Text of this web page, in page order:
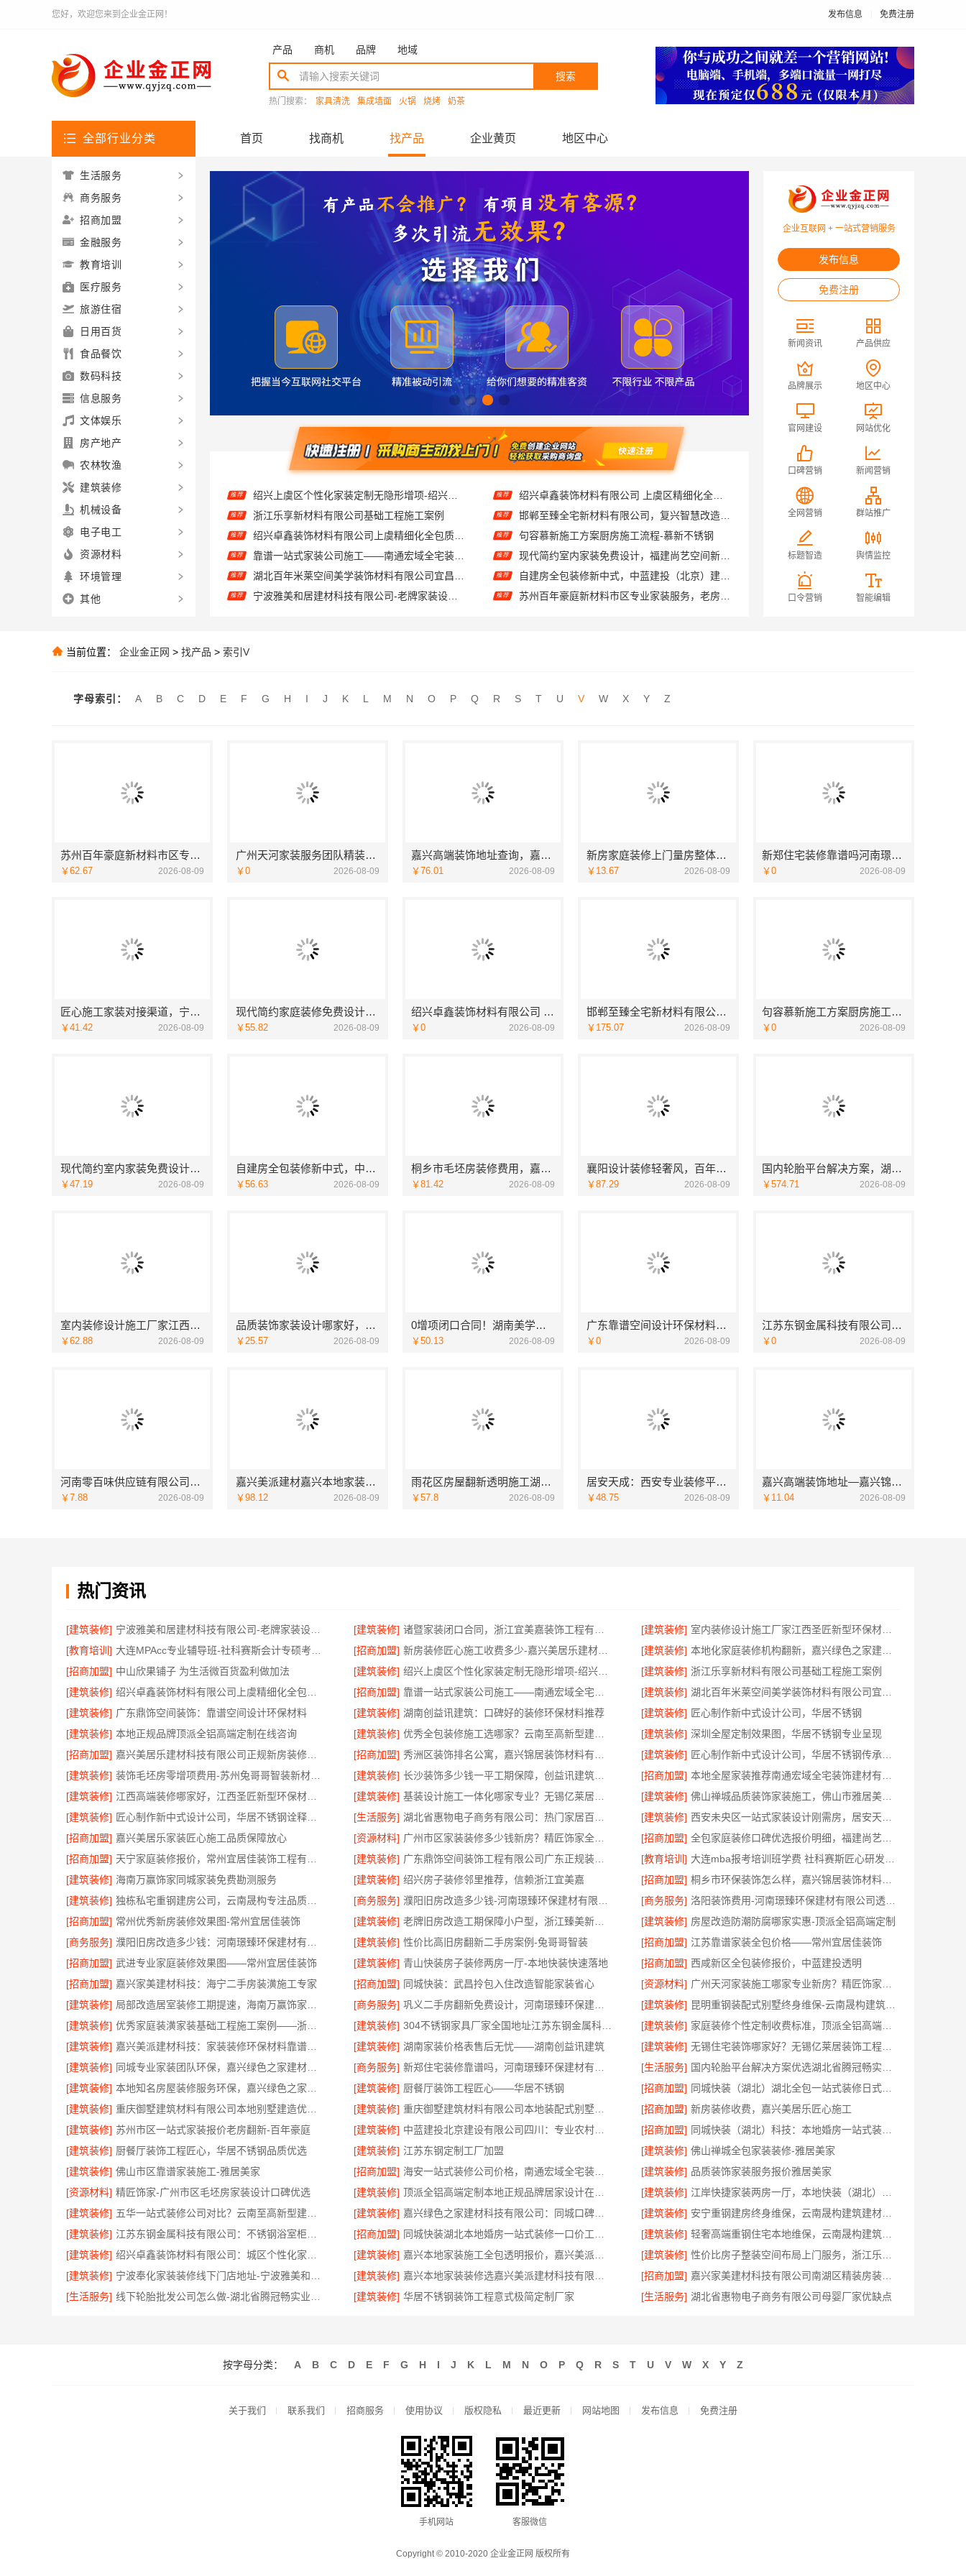
您好，欢迎您来到企业金正网！ 发布信息 免费注册
产品 商机 品牌 地域
搜索
热门搜索： 家具清洗 集成墙面 火锅 烧烤 奶茶
全部行业分类 首页 找商机 找产品 企业黄页 地区中心
推荐 浙江乐享新材料有限公司基础工程施工案例
推荐
推荐 靠谱一站式家装公司施工——南通宏域全宅装饰建材有限公司
推荐 湖北百年米莱空间美学装饰材料有限公司宜昌专业装修公司口碑
推荐 宁波雅美和居建材科技有限公司-老牌家装设计施工对接
推荐 诸暨家装闭口合同，浙江宜美嘉装饰工程有限公司让装修更省心
推荐
推荐 中山欣果铺子 为生活微百货盈利做加法
推荐 邯郸至臻全宅新材料有限公司，复兴智慧改造专家
推荐 句容慕新施工方案厨房施工流程-慕新不锈钢
推荐
推荐 自建房全包装修新中式，中蓝建投（北京）建设有限公司武功分公司精工打造
推荐 苏州百年豪庭新材料市区专业家装服务，老房翻新拎包入住
推荐 广州天河家装服务团队精装房改造，精匠饰家专业施工
推荐
企业互联网 + 一站式营销服务
发布信息
免费注册
新闻资讯 产品供应
品牌展示 地区中心
官网建设 网站优化
口碑营销 新闻营销
全网营销 群站推广
标题智造 舆情监控
口令营销 智能编辑
生活服务
商务服务
招商加盟
金融服务
教育培训
医疗服务
旅游住宿
日用百货
食品餐饮
数码科技
信息服务
文体娱乐
房产地产
农林牧渔
建筑装修
机械设备
电子电工
资源材料
环境管理
其他
当前位置： 企业金正网 > 找产品 > 索引V
字母索引： A B C D E F G H I J K L M N O P Q R S T U V W X Y Z
苏州百年豪庭新材料市区专业家装服务，老房翻新拎包入住
￥62.67 2026-08-09
广州天河家装服务团队精装房改造，精匠饰家专业施工
￥0 2026-08-09
嘉兴高端装饰地址查询，嘉兴锦居装饰材料有限公司本地直营
￥76.01 2026-08-09
新房家庭装修上门量房整体落地，福建尚艺空间新材料科技有限公司
￥13.67 2026-08-09
新郑住宅装修靠谱吗河南璟臻环保建材有限公司标准化施工
￥0 2026-08-09
匠心施工家装对接渠道，宁波雅美和居建材科技质量保障
￥41.42 2026-08-09
现代简约家庭装修免费设计整体落地-福建尚艺空间新材料科技有限公司
￥55.82 2026-08-09
绍兴卓鑫装饰材料有限公司 上虞区精细化全包质量有保障
￥0 2026-08-09
邯郸至臻全宅新材料有限公司，复兴智慧改造专家
￥175.07 2026-08-09
句容慕新施工方案厨房施工流程-慕新不锈钢
￥0 2026-08-09
现代简约室内家装免费设计，福建尚艺空间新材料科技价格参考
￥47.19 2026-08-09
自建房全包装修新中式，中蓝建投（北京）建设有限公司武功分公司精工打造
￥56.63 2026-08-09
桐乡市毛坯房装修费用，嘉兴锦居装饰材料有限公司透明报价
￥81.42 2026-08-09
襄阳设计装修轻奢风，百年米莱空间美学装饰材料有限公司精致之选
￥87.29 2026-08-09
国内轮胎平台解决方案，湖北省腾冠畅实业贸易有限公司正品直供
￥574.71 2026-08-09
室内装修设计施工厂家江西圣匠新型环保材料有限公司
￥62.88 2026-08-09
品质装饰家装设计哪家好，佛山市雅居美家建筑装饰工程有限公司设计施工一体化
￥25.57 2026-08-09
0增项闭口合同！湖南美学筑家建材有限公司局部改造更省心
￥50.13 2026-08-09
广东靠谱空间设计环保材料广东鼎饰空间装饰工程有限公司
￥0 2026-08-09
江苏东钢金属科技有限公司全屋不锈钢定制生产基地兴化
￥0 2026-08-09
河南零百味供应链有限公司零百味低成本零食硬折扣适配全场景
￥7.88 2026-08-09
嘉兴美派建材嘉兴本地家装施工全包透明报价，闭口合同零增项
￥98.12 2026-08-09
雨花区房屋翻新透明施工湖南创益讯建筑有限公司
￥57.8 2026-08-09
居安天成：西安专业装修平层 免费量房出方案
￥48.75 2026-08-09
嘉兴高端装饰地址—嘉兴锦居装饰材料有限公司
￥11.04 2026-08-09
热门资讯
[建筑装修] [建筑装修] [建筑装修]
[教育培训]
[招商加盟] [建筑装修]
[招商加盟] 中山欣果铺子 为生活微百货盈利做加法 [建筑装修] [建筑装修] 浙江乐享新材料有限公司基础工程施工案例
[建筑装修]
[招商加盟] [建筑装修]
[建筑装修] 广东鼎饰空间装饰：靠谱空间设计环保材料 [建筑装修] 湖南创益讯建筑：口碑好的装修环保材料推荐 [建筑装修] 匠心制作新中式设计公司，华居不锈钢
[建筑装修] 本地正规品牌顶派全铝高端定制在线咨询 [建筑装修] [建筑装修] 深圳全屋定制效果图，华居不锈钢专业呈现
[招商加盟]
[招商加盟] [建筑装修]
[建筑装修]
[建筑装修] [招商加盟]
[建筑装修]
[建筑装修] [建筑装修]
[建筑装修]
[生活服务] [建筑装修]
[招商加盟] 嘉兴美居乐家装匠心施工品质保障放心 [资源材料] [招商加盟]
[招商加盟]
[建筑装修] [教育培训]
[建筑装修] 海南万赢饰家同城家装免费勘测服务 [建筑装修] 绍兴房子装修邻里推荐，信赖浙江宜美嘉 [招商加盟]
[建筑装修]
[商务服务] [商务服务]
[招商加盟] 常州优秀新房装修效果图-常州宜居佳装饰 [建筑装修] [建筑装修] 房屋改造防潮防腐哪家实惠-顶派全铝高端定制
[商务服务]
[建筑装修] 性价比高旧房翻新二手房案例-兔哥哥智装 [招商加盟] 江苏靠谱家装全包价格——常州宜居佳装饰
[招商加盟] 武进专业家庭装修效果图——常州宜居佳装饰 [建筑装修] 青山快装房子装修两房一厅-本地快装快速落地 [招商加盟] 西咸新区全包装修报价，中蓝建投透明
[招商加盟] 嘉兴家美建材科技：海宁二手房装潢施工专家 [招商加盟] 同城快装：武昌拎包入住改造智能家装省心 [资源材料]
[建筑装修]
[商务服务] [建筑装修]
[建筑装修]
[建筑装修] [建筑装修]
[建筑装修]
[建筑装修] 湖南家装价格表售后无忧——湖南创益讯建筑 [建筑装修]
[建筑装修]
[商务服务] [生活服务]
[建筑装修]
[建筑装修] 厨餐厅装饰工程匠心——华居不锈钢 [招商加盟]
[建筑装修]
[建筑装修] [招商加盟] 新房装修收费，嘉兴美居乐匠心施工
[建筑装修] 苏州市区一站式家装报价老房翻新-百年豪庭 [建筑装修] [招商加盟]
[建筑装修] 厨餐厅装饰工程匠心，华居不锈钢品质优选 [建筑装修] 江苏东钢定制工厂加盟 [建筑装修] 佛山禅城全包家装装修-雅居美家
[建筑装修] 佛山市区靠谱家装施工-雅居美家 [招商加盟] [建筑装修] 品质装饰家装服务报价雅居美家
[资源材料] 精匠饰家-广州市区毛坯房家装设计口碑优选 [建筑装修] [建筑装修]
[建筑装修]
[建筑装修] [建筑装修]
[建筑装修]
[招商加盟] [建筑装修]
[建筑装修]
[建筑装修] [建筑装修]
[建筑装修]
[建筑装修] [招商加盟]
[生活服务]
[建筑装修] 华居不锈钢装饰工程意式极简定制厂家 [生活服务] 湖北省惠物电子商务有限公司母婴厂家优缺点
按字母分类： A B C D E F G H I J K L M N O P Q R S T U V W X Y Z
关于我们 联系我们 招商服务 使用协议 版权隐私 最近更新 网站地图 发布信息 免费注册
手机网站 客服微信
Copyright © 2010-2020 企业金正网 版权所有